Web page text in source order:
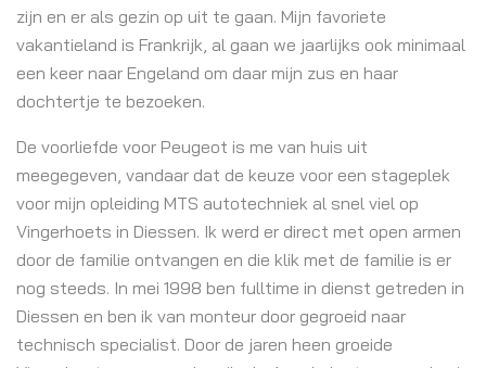
zijn en er als gezin op uit te gaan. Mijn favoriete
vakantieland is Frankrijk, al gaan we jaarlijks ook minimaal
een keer naar Engeland om daar mijn zus en haar
dochtertje te bezoeken.
De voorliefde voor Peugeot is me van huis uit
meegegeven, vandaar dat de keuze voor een stageplek
voor mijn opleiding MTS autotechniek al snel viel op
Vingerhoets in Diessen. Ik werd er direct met open armen
door de familie ontvangen en die klik met de familie is er
nog steeds. In mei 1998 ben fulltime in dienst getreden in
Diessen en ben ik van monteur door gegroeid naar
technisch specialist. Door de jaren heen groeide